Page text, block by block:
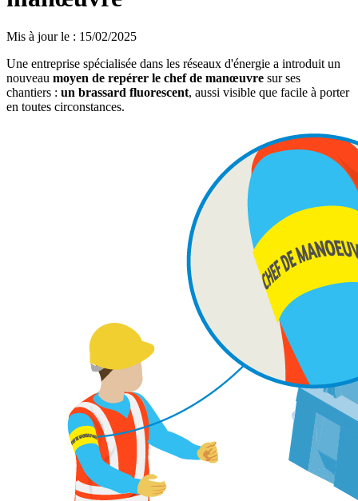
Mis à jour le : 15/02/2025
Une entreprise spécialisée dans les réseaux d'énergie a introduit un
nouveau moyen de repérer le chef de manœuvre sur ses
chantiers : un brassard fluorescent, aussi visible que facile à porter
en toutes circonstances.